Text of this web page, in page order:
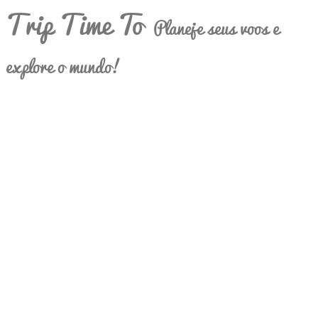
Trip Time To Planeje seus voos e
explore o mundo!